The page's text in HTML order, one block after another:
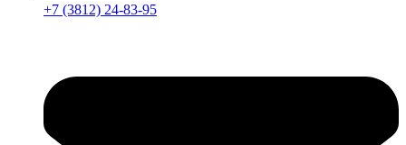
+7 (3812) 24-83-95